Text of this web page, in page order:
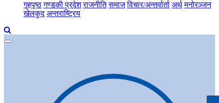
गृहपृष्ठ गण्डकी प्रदेश राजनीति समाज विचार/अन्तर्वार्ता अर्थ मनोरञ्जन
खेलकुद अन्तराष्ट्रिय